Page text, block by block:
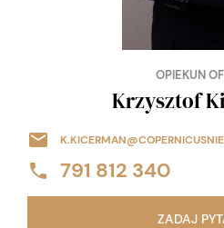
OPIEKUN
Krzysztof
791 812 340
ZADAJ